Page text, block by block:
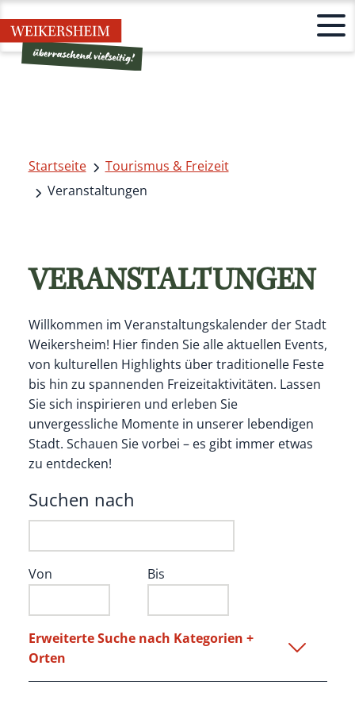
Startseite
Tourismus & Freizeit
Veranstaltungen
VERANSTALTUNGEN
Willkommen im Veranstaltungskalender der Stadt
Weikersheim! Hier finden Sie alle aktuellen Events,
von kulturellen Highlights über traditionelle Feste
bis hin zu spannenden Freizeitaktivitäten. Lassen
Sie sich inspirieren und erleben Sie
unvergessliche Momente in unserer lebendigen
Stadt. Schauen Sie vorbei – es gibt immer etwas
zu entdecken!
Suchen nach
Von Bis
Erweiterte Suche nach Kategorien +
Orten